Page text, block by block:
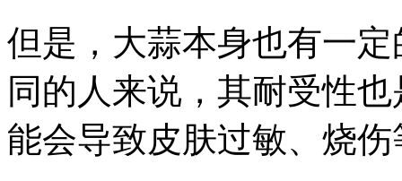
但是，大蒜本身也有一
同的人来说，其耐受性
能会导致皮肤过敏、烧